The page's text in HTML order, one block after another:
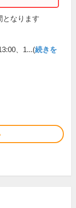
となります
、1...(続きを